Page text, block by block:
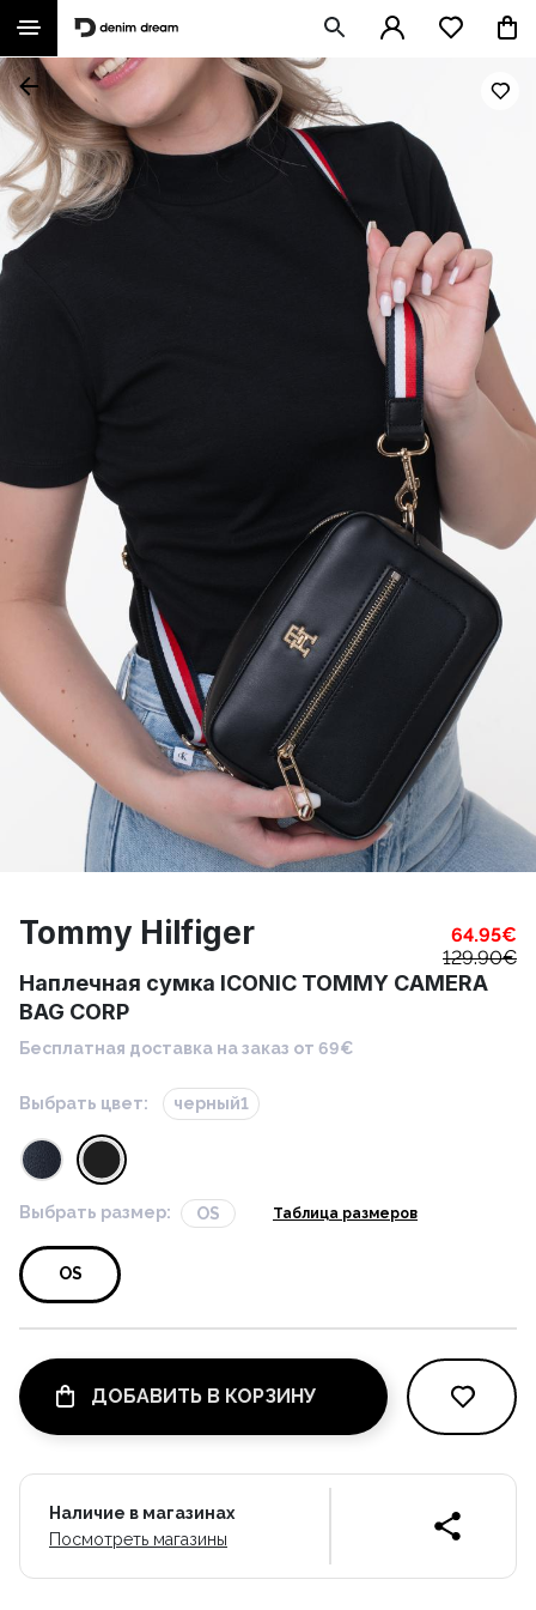
Tommy Hilfiger 64.95€
129.90€
Наплечная сумка ICONIC TOMMY CAMERA
BAG CORP
Бесплатная доставка на заказ от 69€
Выбрать цвет: черный1
Выбрать размер: OS Таблица размеров
OS
ДОБАВИТЬ В КОРЗИНУ
Наличие в магазинах
Посмотреть магазины